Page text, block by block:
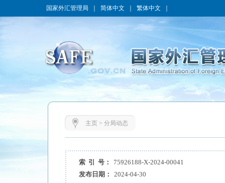
国家外汇管理局 简体中文 繁体中文
主页> 分局动态
索 引 号：
75926188-X-2024-00041
发布日期：
2024-04-30